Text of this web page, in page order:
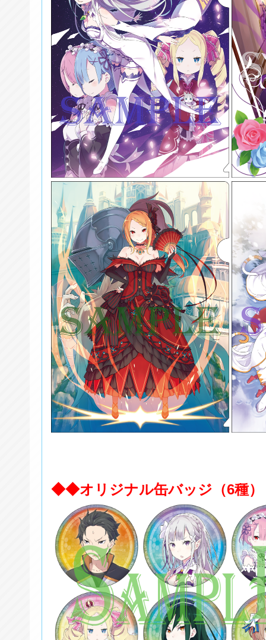
◆◆オリジナル缶バッジ（6種）